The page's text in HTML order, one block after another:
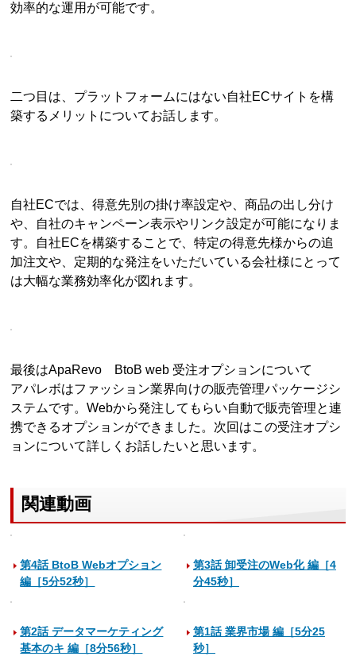
効率的な運用が可能です。
二つ目は、プラットフォームにはない自社ECサイトを構
築するメリットについてお話します。
自社ECでは、得意先別の掛け率設定や、商品の出し分け
や、自社のキャンペーン表示やリンク設定が可能になりま
す。自社ECを構築することで、特定の得意先様からの追
加注文や、定期的な発注をいただいている会社様にとって
は大幅な業務効率化が図れます。
最後はApaRevo BtoB web 受注オプションについて
アパレボはファッション業界向けの販売管理パッケージシ
ステムです。Webから発注してもらい自動で販売管理と連
携できるオプションができました。次回はこの受注オプシ
ョンについて詳しくお話したいと思います。
関連動画
第4話 BtoB Webオプション
編［5分52秒］
第3話 卸受注のWeb化 編［4
分45秒］
第2話 データマーケティング
基本のキ 編［8分56秒］
第1話 業界市場 編［5分25
秒］